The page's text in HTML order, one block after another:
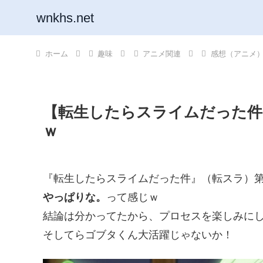
wnkhs.net
ホーム 趣味 アニメ関連 感想（アニメ
【転生したらスライムだった
ｗ
『転生したらスライムだった件』（転スラ）
やっぱりな。 って感じｗ
結論は分かってたから、プロセスを楽しみに
そしてらゴブタくん大活躍じゃないか！